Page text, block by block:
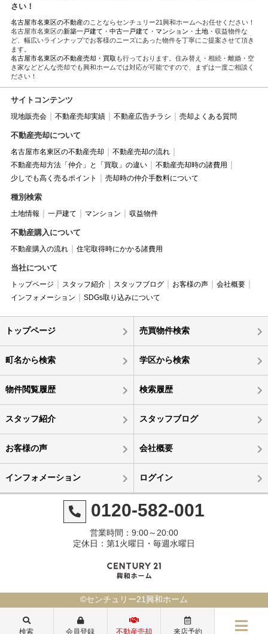
さい！
名古屋市名東区の不動産のことならセンチュリー21興和ホームへお任せください！
名古屋市名東区の新築一戸建て ・ 中古一戸建て ・ マンション ・ 土地・収益物件な
ど、幅広いラインナップでお客様のニーズにあった物件を丁寧にご提案させて頂き
ます。
名古屋市名東区の不動産売却・買取 も行っております。住み替え・相続・離婚・空
き家などどんな売却でも興和ホームでは対応が可能ですので、まずは一度ご相談く
ださい！
サイトコンテンツ
現地販売会 不動産売却実績 不動産広告チラシ 売却よくある質問
不動産売却について
名古屋市名東区の不動産売却
不動産売却の流れ
不動産売却方法「仲介」と「買取」の違い
不動産売却時の諸費用
少しでも高く売るポイント
売却時の仲介手数料について
種別検索
土地情報 一戸建て マンション 収益物件
不動産購入について
不動産購入の流れ 住宅取得時にかかる諸費用
当社について
トップページ スタッフ紹介 スタッフブログ お客様の声
会社概要
インフォメーション
SDGs取り込みについて
トップページ 売買物件検索
町名から検索 学区から検索
物件閲覧履歴 検索履歴
スタッフ紹介 スタッフブログ
お客様の声 会社概要
インフォメーション ログイン
0120-582-001
営業時間：9:00～20:00
定休日：第1火曜日・毎週水曜日
©センチュリー21興和ホーム
検索 会員登録 不動産売却 来店予約